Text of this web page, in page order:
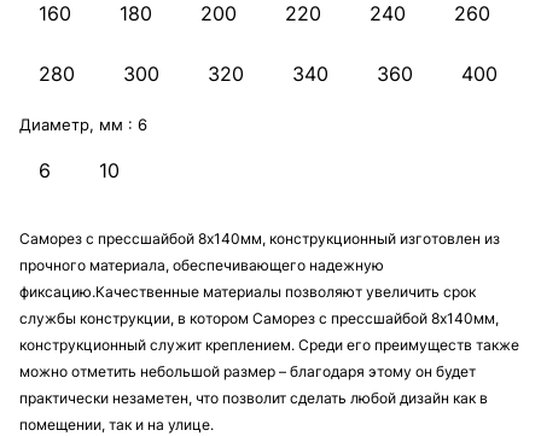
160 180 200 220 240 260
280 300 320 340 360 400
Диаметр, мм : 6
6 10
Саморез с прессшайбой 8х140мм, конструкционный изготовлен из
прочного материала, обеспечивающего надежную
фиксацию.Качественные материалы позволяют увеличить срок
службы конструкции, в котором Саморез с прессшайбой 8х140мм,
конструкционный служит креплением. Среди его преимуществ также
можно отметить небольшой размер – благодаря этому он будет
практически незаметен, что позволит сделать любой дизайн как в
помещении, так и на улице.